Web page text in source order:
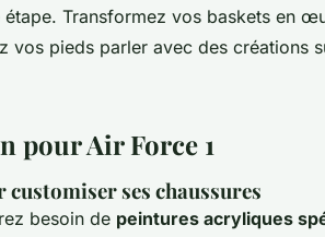
Transformez vos baskets en
vos pieds parler avec des créations
pour Air Force 1
ses chaussures
besoin de peintures acryliques